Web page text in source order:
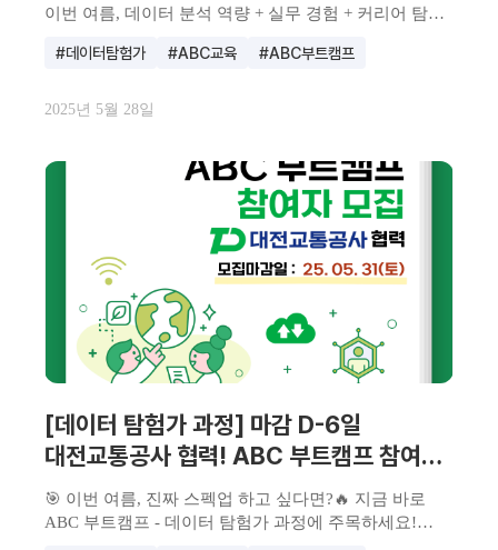
이번 여름, 데이터 분석 역량 + 실무 경험 + 커리어 탐색
#데이터탐험가 #ABC교육 #ABC부트캠프
2025년 5월 28일
[데이터 탐험가 과정] 마감 D-6일
대전교통공사 협력! ABC 부트캠프 참여자
모집
🎯 이번 여름, 진짜 스펙업 하고 싶다면?🔥 지금 바로
ABC 부트캠프 - 데이터 탐험가 과정에 주목하세요!